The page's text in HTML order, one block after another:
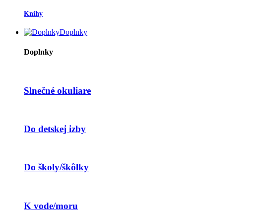
Knihy
Doplnky
Doplnky
Slnečné okuliare
Do detskej izby
Do školy/škôlky
K vode/moru